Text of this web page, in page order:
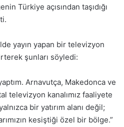
Türkiye açısından taşıdığı
yayın yapan bir televizyon
şunları söyledi:
Arnavutça, Makedonca ve
televizyon kanalımız faaliyete
bir yatırım alanı değil;
kesiştiği özel bir bölge.”